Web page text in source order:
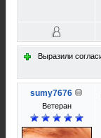
Выразили
sumy7676
Ветеран